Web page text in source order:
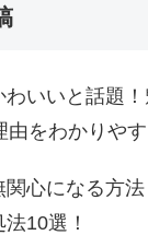
いいと話題！
由をわかりや
心になる方
10選！